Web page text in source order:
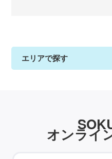
エリアで探す
オンライ